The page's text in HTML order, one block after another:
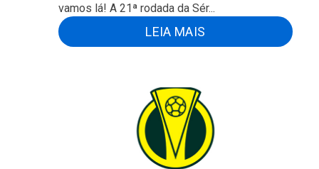
vamos lá! A 21ª rodada da Sér...
LEIA MAIS